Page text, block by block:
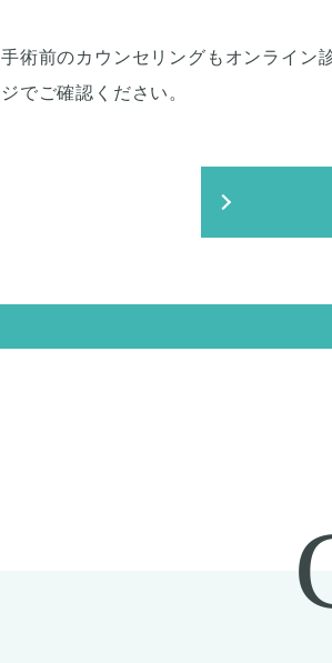
手術前のカウンセリングもオンライン
ジでご確認ください。